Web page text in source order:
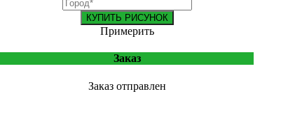
КУПИТЬ РИСУНОК
Примерить
Заказ
Заказ отправлен